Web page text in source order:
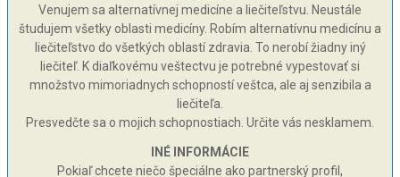
Venujem sa alternatívnej medicíne a liečiteľstvu. Neustále
študujem všetky oblasti medicíny. Robím alternatívnu medicínu a
liečiteľstvo do všetkých oblastí zdravia. To nerobí žiadny iný
liečiteľ. K diaľkovému veštectvu je potrebné vypestovať si
množstvo mimoriadnych schopností veštca, ale aj senzibila a
liečiteľa.
Presvedčte sa o mojich schopnostiach. Určite vás nesklamem.
INÉ INFORMÁCIE
Pokiaľ chcete niečo špeciálne ako partnerský profil,